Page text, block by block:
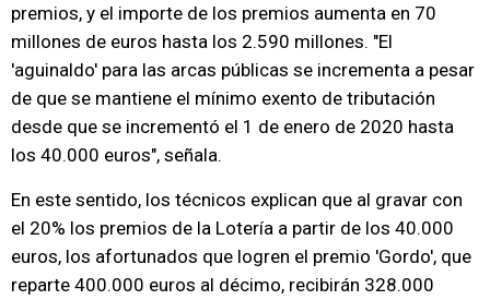
premios, y el importe de los premios aumenta en 70
millones de euros hasta los 2.590 millones. "El
'aguinaldo' para las arcas públicas se incrementa a pesar
de que se mantiene el mínimo exento de tributación
desde que se incrementó el 1 de enero de 2020 hasta
los 40.000 euros", señala.
En este sentido, los técnicos explican que al gravar con
el 20% los premios de la Lotería a partir de los 40.000
euros, los afortunados que logren el premio 'Gordo', que
reparte 400.000 euros al décimo, recibirán 328.000